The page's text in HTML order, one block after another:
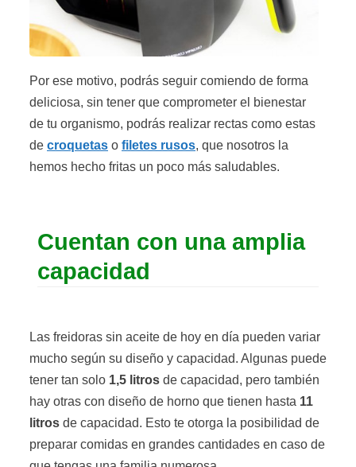
Por ese motivo, podrás seguir comiendo de forma
deliciosa, sin tener que comprometer el bienestar
de tu organismo, podrás realizar rectas como estas
de croquetas o filetes rusos, que nosotros la
hemos hecho fritas un poco más saludables.
Cuentan con una amplia
capacidad
Las freidoras sin aceite de hoy en día pueden variar
mucho según su diseño y capacidad. Algunas puede
tener tan solo 1,5 litros de capacidad, pero también
hay otras con diseño de horno que tienen hasta 11
litros de capacidad. Esto te otorga la posibilidad de
preparar comidas en grandes cantidades en caso de